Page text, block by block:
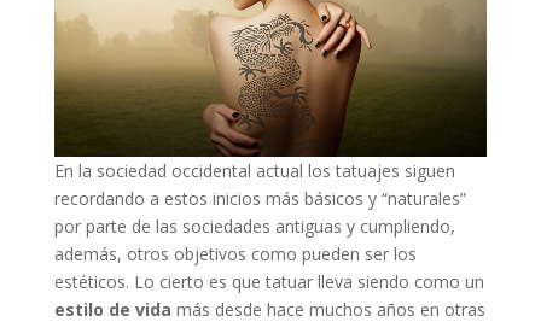
En la sociedad occidental actual los tatuajes siguen
recordando a estos inicios más básicos y “naturales”
por parte de las sociedades antiguas y cumpliendo,
además, otros objetivos como pueden ser los
estéticos. Lo cierto es que tatuar lleva siendo como un
estilo de vida más desde hace muchos años en otras